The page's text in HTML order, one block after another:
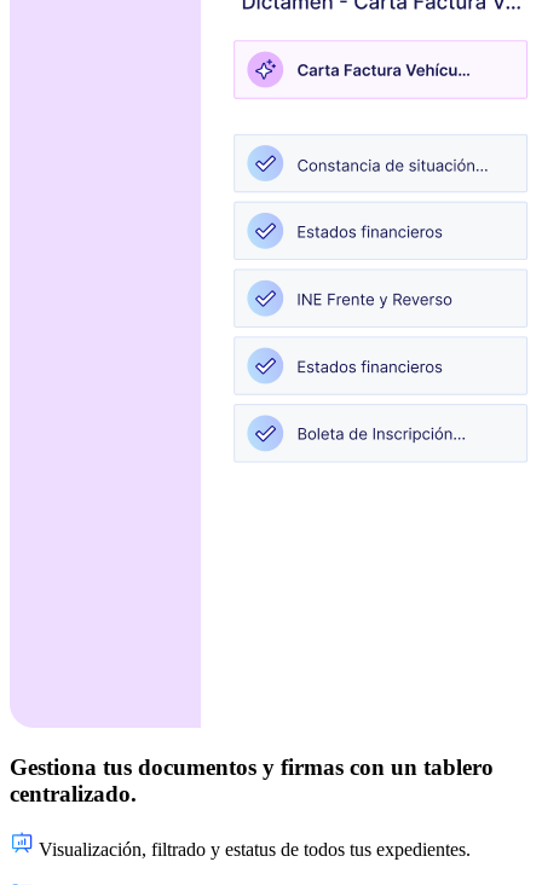
Gestiona tus documentos y firmas con un tablero
centralizado.
Visualización, filtrado y estatus de todos tus expedientes.